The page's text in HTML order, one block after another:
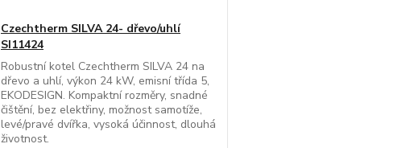
Czechtherm SILVA 24- dřevo/uhlí
SI11424
Robustní kotel Czechtherm SILVA 24 na
dřevo a uhlí, výkon 24 kW, emisní třída 5,
EKODESIGN. Kompaktní rozměry, snadné
čištění, bez elektřiny, možnost samotíže,
levé/pravé dvířka, vysoká účinnost, dlouhá
životnost.